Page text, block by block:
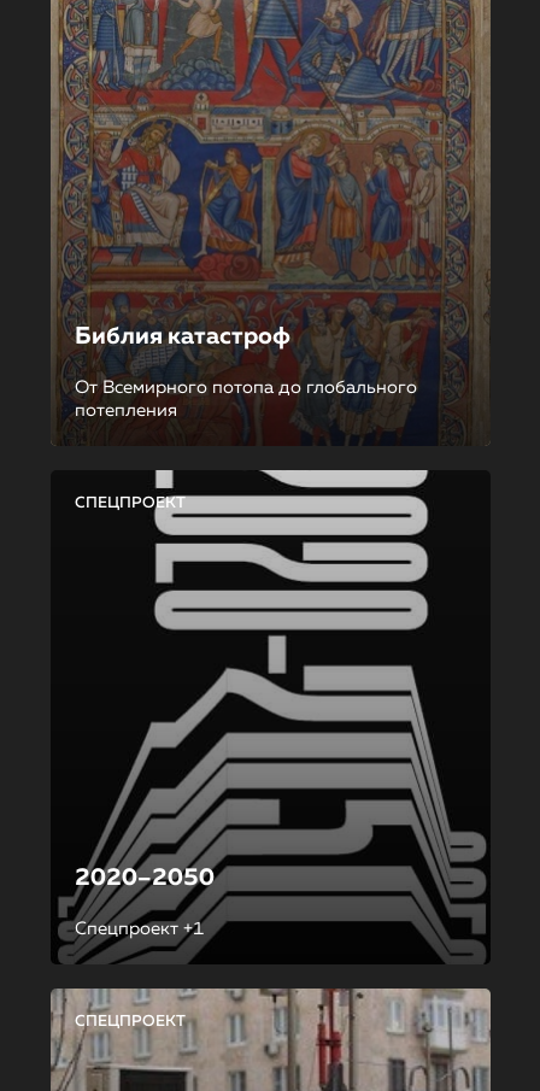
Библия катастроф
От Всемирного потопа до глобального
потепления
СПЕЦПРОЕКТ
2020–2050
Спецпроект +1
СПЕЦПРОЕКТ